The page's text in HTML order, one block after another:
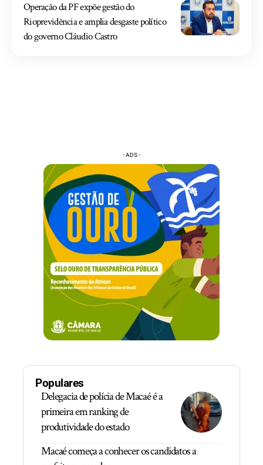
Operação da PF expõe gestão do
Rioprevidência e amplia desgaste político
do governo Cláudio Castro
- ADS -
Populares
Delegacia de polícia de Macaé é a
primeira em ranking de
produtividade do estado
Macaé começa a conhecer os candidatos a